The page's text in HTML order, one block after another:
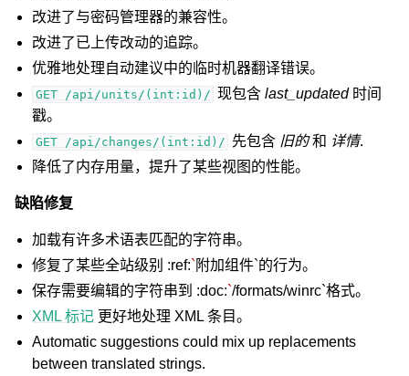
改进了与密码管理器的兼容性。
改进了已上传改动的追踪。
优雅地处理自动建议中的临时机器翻译错误。
GET /api/units/(int:id)/ 现包含last_updated时间
戳。
GET /api/changes/(int:id)/ 先包含 旧的和 详情.
降低了内存用量，提升了某些视图的性能。
缺陷修复
加载有许多术语表匹配的字符串。
修复了某些全站级别 :ref:` 附加组件`的行为。
保存需要编辑的字符串到 :doc:`/formats/winrc`格式。
XML 标记 更好地处理 XML 条目。
Automatic suggestions could mix up replacements
between translated strings.